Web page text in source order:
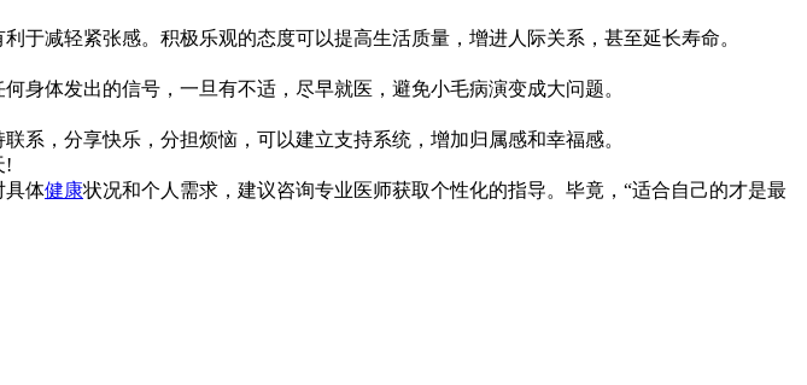
减轻紧张感。积极乐观的态度可以提高生活质量，增进人际关系，甚至延长寿命。
体发出的信号，一旦有不适，尽早就医，避免小毛病演变成大问题。
，分享快乐，分担烦恼，可以建立支持系统，增加归属感和幸福感。
!
具体健康状况和个人需求，建议咨询专业医师获取个性化的指导。毕竟，“适合自己的才是最